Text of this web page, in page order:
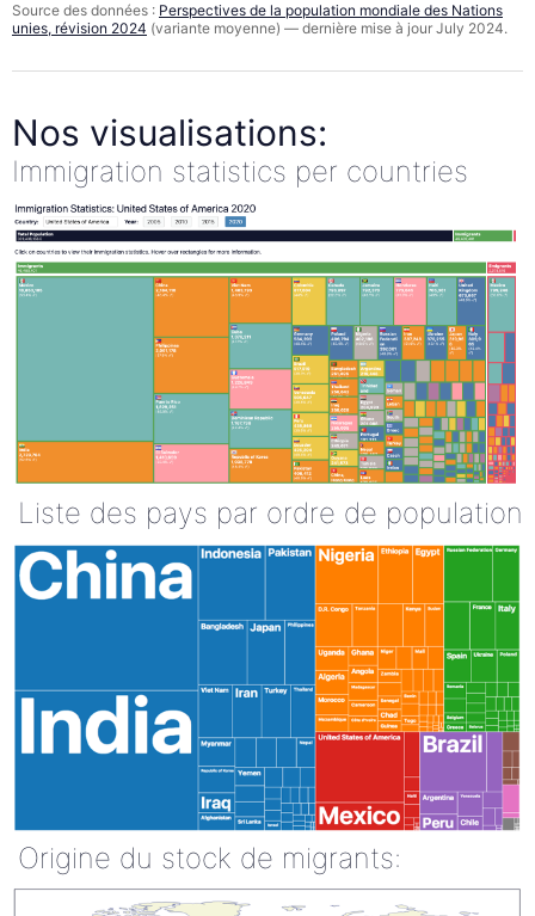
Source des données : Perspectives de la population mondiale des Nations
unies, révision 2024 (variante moyenne) — dernière mise à jour July 2024.
Nos visualisations:
Immigration statistics per countries
Liste des pays par ordre de population
Origine du stock de migrants: